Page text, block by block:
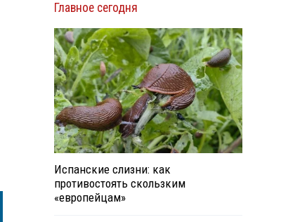
Главное сегодня
Испанские слизни: как
противостоять скользким
«европейцам»